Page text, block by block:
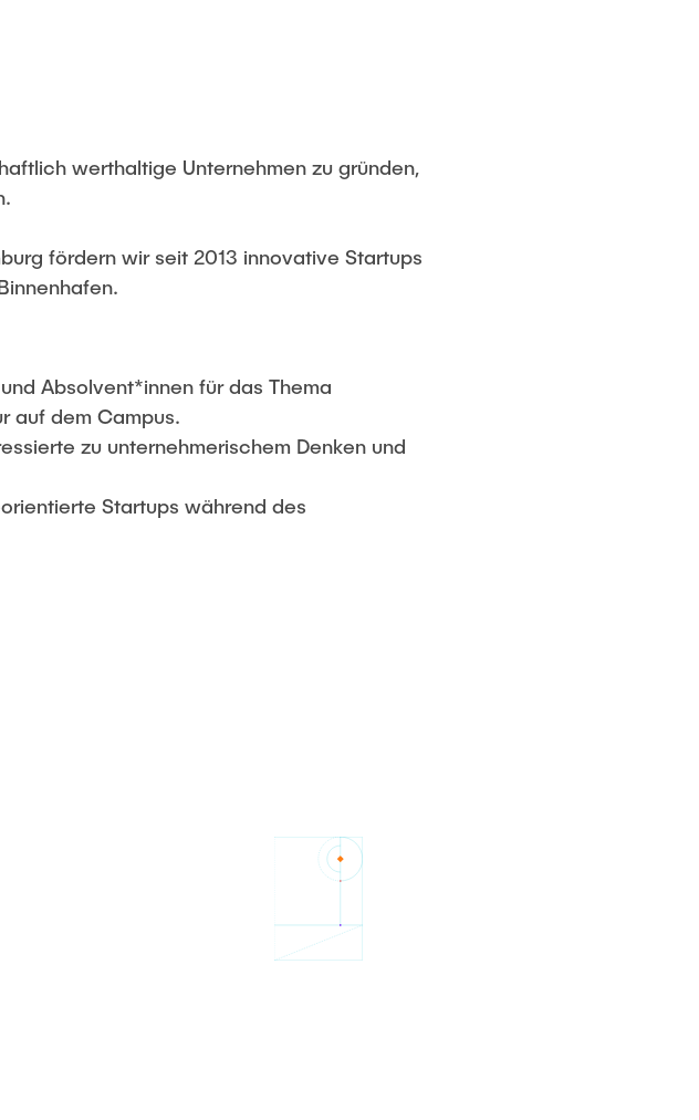
werthaltige Unternehmen zu gründen,
fördern wir seit 2013 innovative Startups
Absolvent*innen für das Thema
auf dem Campus.
zu unternehmerischem Denken und
Startups während des